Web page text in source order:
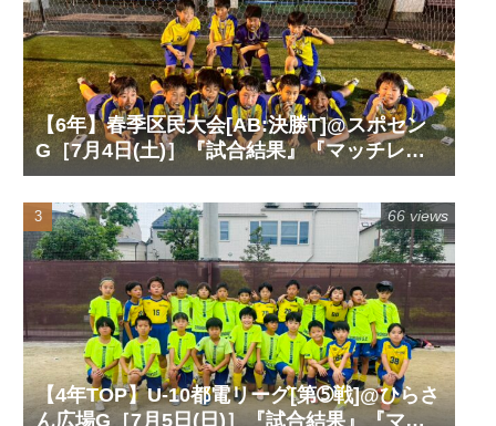
【6年】春季区民大会[AB:決勝T]@スポセン
G［7月4日(土)］『試合結果』『マッチレポ
ート』『試合動画』
【4年TOP】U-10都電リーグ[第➄戦]@ひらさ
ん広場G［7月5日(日)］『試合結果』『マッ
66 views